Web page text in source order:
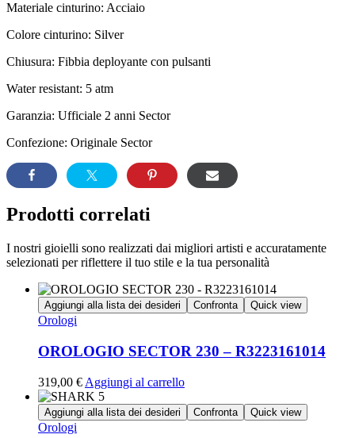
Materiale cinturino: Acciaio
Colore cinturino: Silver
Chiusura: Fibbia deployante con pulsanti
Water resistant: 5 atm
Garanzia: Ufficiale 2 anni Sector
Confezione: Originale Sector
Prodotti correlati
I nostri gioielli sono realizzati dai migliori artisti e accuratamente
selezionati per riflettere il tuo stile e la tua personalità
Aggiungi alla lista dei desideri Confronta Quick view
Orologi
OROLOGIO SECTOR 230 – R3223161014
319,00 € Aggiungi al carrello
Aggiungi alla lista dei desideri Confronta Quick view
Orologi